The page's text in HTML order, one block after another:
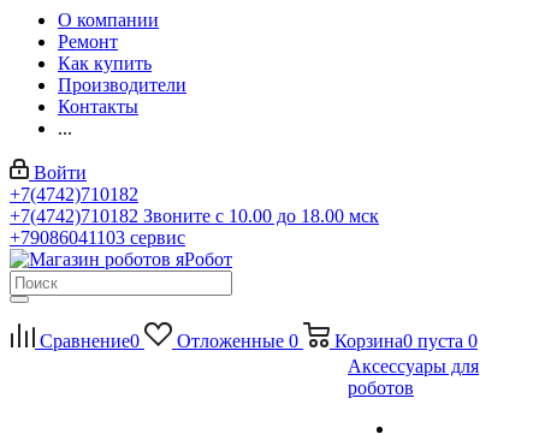
О компании
Ремонт
Как купить
Производители
Контакты
...
Войти
+7(4742)710182
+7(4742)710182 Звоните с 10.00 до 18.00 мск
+79086041103 сервис
Сравнение0 Отложенные 0 Корзина0 пуста 0
Аксессуары для
роботов